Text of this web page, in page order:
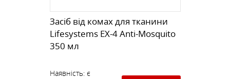
Засіб від комах для тканини
Lifesystems EX-4 Anti-Mosquito
350 мл
Наявність: є